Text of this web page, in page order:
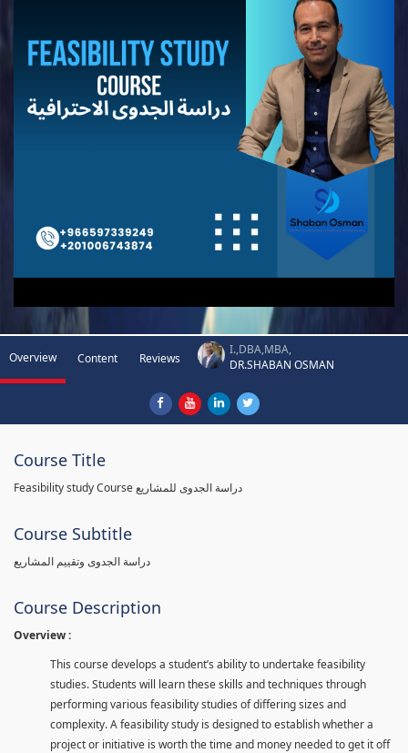
Overview Content Reviews
I.,DBA,MBA,
DR.SHABAN OSMAN
Course Title
Feasibility study Course دراسة الجدوى للمشاريع
Course Subtitle
دراسة الجدوى وتقييم المشاريع
Course Description
Overview :
This course develops a student’s ability to undertake feasibility
studies. Students will learn these skills and techniques through
performing various feasibility studies of differing sizes and
complexity. A feasibility study is designed to establish whether a
project or initiative is worth the time and money needed to get it off